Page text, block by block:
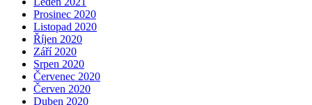
Prosinec 2020
Listopad 2020
Říjen 2020
Září 2020
Srpen 2020
Červenec 2020
Červen 2020
Duben 2020